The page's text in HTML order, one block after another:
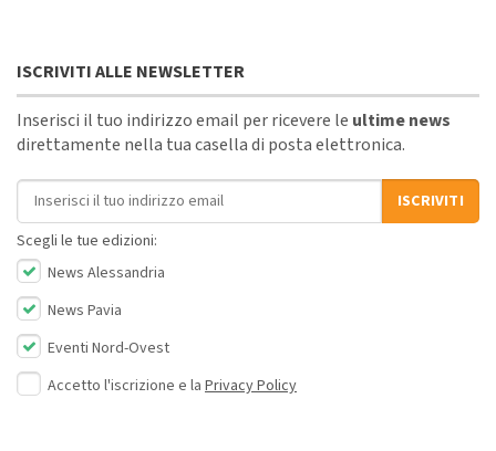
ISCRIVITI ALLE NEWSLETTER
Inserisci il tuo indirizzo email per ricevere le ultime news
direttamente nella tua casella di posta elettronica.
Indirizzo email
ISCRIVITI
Scegli le tue edizioni:
News Alessandria
News Pavia
Eventi Nord-Ovest
Accetto l'iscrizione e la Privacy Policy